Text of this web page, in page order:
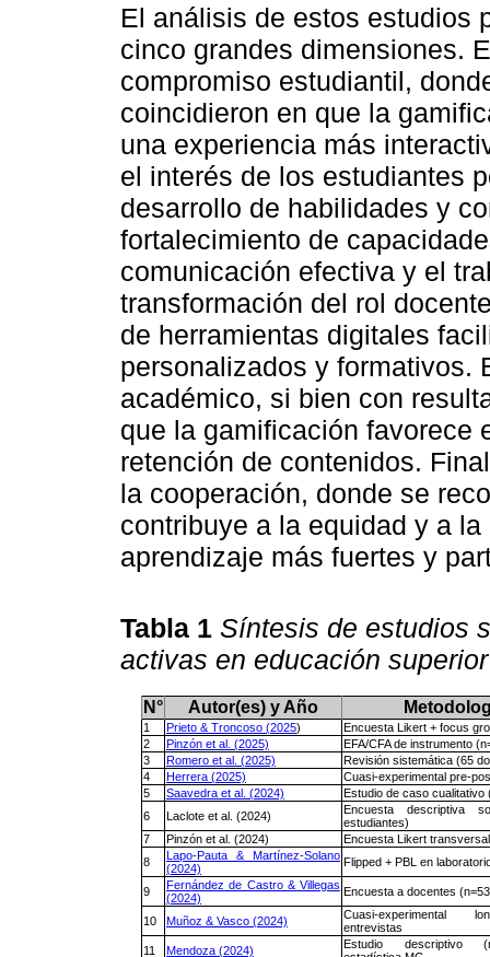
El análisis de estos estudios
cinco grandes dimensiones.
compromiso estudiantil,
coincidieron en que la
una experiencia más
el interés de los estudiantes
desarrollo de habilidades y
fortalecimiento de
comunicación efectiva y el
transformación del rol
de herramientas digitales
personalizados y formativos.
académico, si bien con
que la gamificación favorece
retención de contenidos.
la cooperación, donde se
contribuye a la equidad y a
aprendizaje más fuertes y
Tabla 1 Síntesis de estudios
activas en educación
N° Autor(es) y Año
1 Prieto & Troncoso (2025)
Encuesta Likert + focus
2
Pinzón et al. (2025)
EFA/CFA de instrumento
3
Romero et al. (2025)
Revisión sistemática (65
4
Herrera (2025)
Cuasi-experimental pre-
5
Saavedra et al. (2024)
Estudio de caso cualitativo
6
Laclote et al. (2024)
Encuesta descriptiva
estudiantes)
7
Pinzón et al. (2024)
Encuesta Likert
8
Lapo-Pauta & Martínez-Solano
(2024)
Flipped + PBL en
9
Fernández de Castro & Villegas
(2024)
Encuesta a docentes
10 Muñoz & Vasco (2024)
Cuasi-experimental
entrevistas
11
Mendoza (2024)
Estudio descriptivo